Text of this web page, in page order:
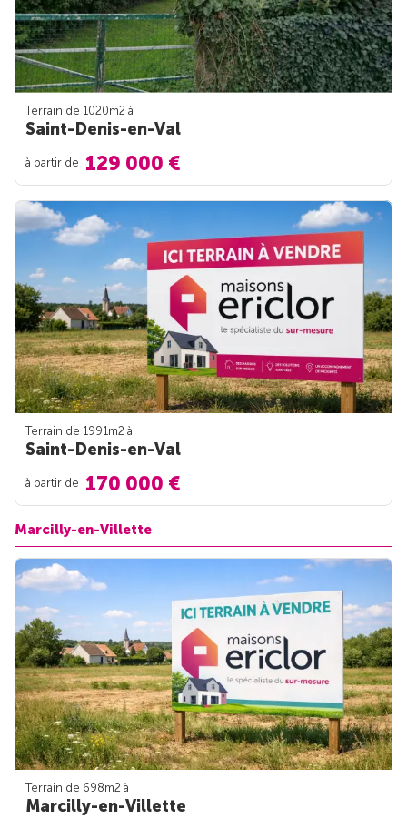
Terrain de 1020m2 à
Saint-Denis-en-Val
à partir de 129 000 €
Terrain de 1991m2 à
Saint-Denis-en-Val
à partir de 170 000 €
Marcilly-en-Villette
Terrain de 698m2 à
Marcilly-en-Villette